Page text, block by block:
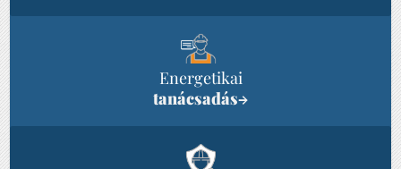
Energetikai
tanácsadás→